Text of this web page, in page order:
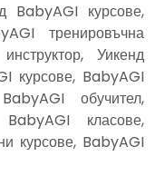
BabyAGI курсове,
тренировъчна
Уикенд
курсове, BabyAGI
обучител,
класове,
курсове, BabyAGI